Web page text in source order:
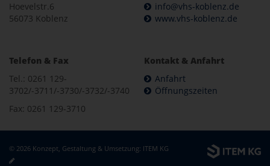
Hoevelstr.6
56073 Koblenz
info@vhs-koblenz.de
www.vhs-koblenz.de
Telefon & Fax
Tel.: 0261 129-
3702/-3711/-3730/-3732/-3740
Fax: 0261 129-3710
Kontakt & Anfahrt
Anfahrt
Öffnungszeiten
© 2026 Konzept, Gestaltung & Umsetzung: ITEM KG